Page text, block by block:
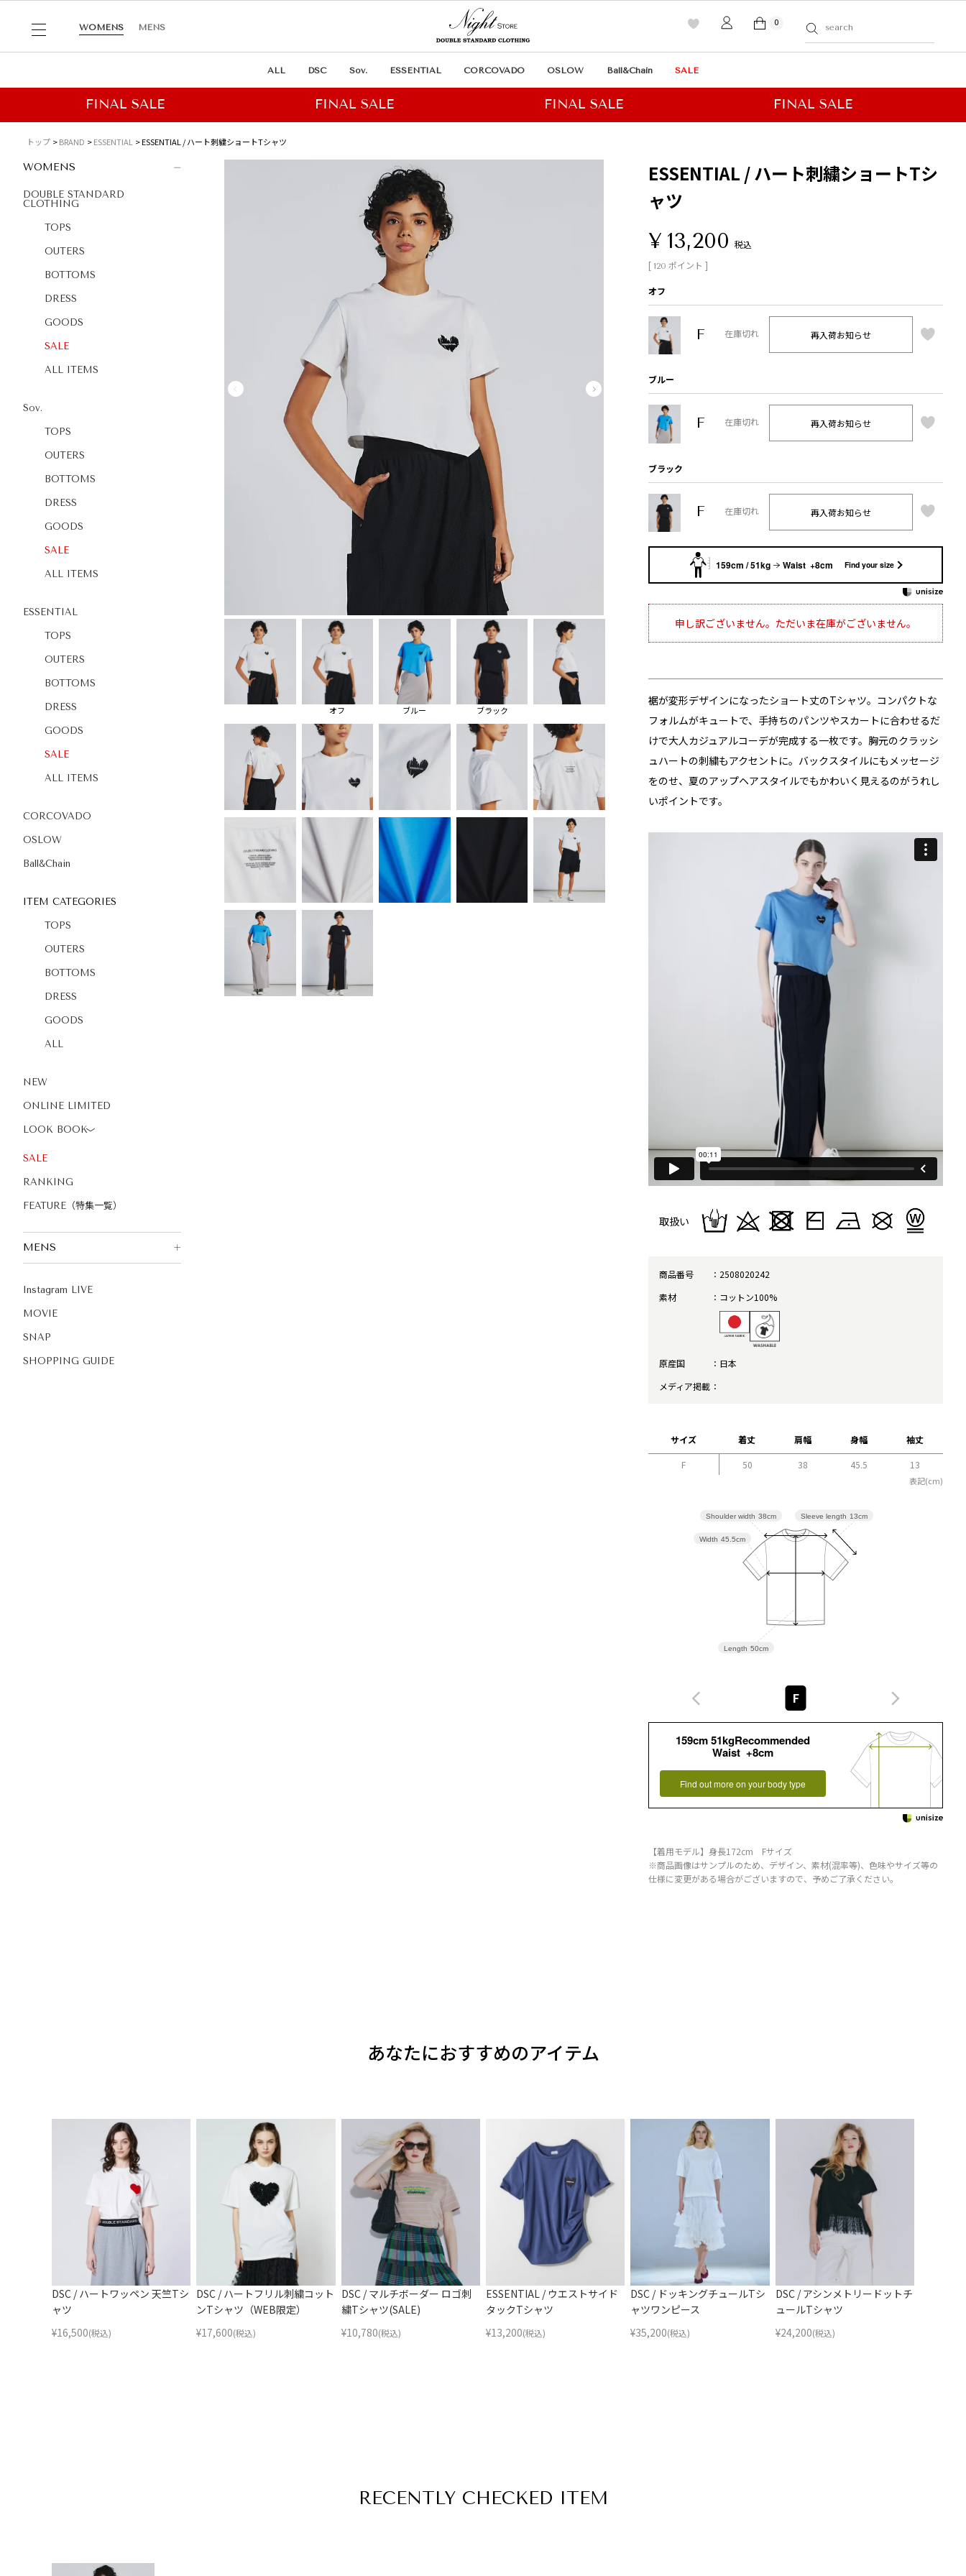
WOMENS MENS
0
ALL DSC Sov. ESSENTIAL CORCOVADO OSLOW Ball&Chain SALE
トップ BRAND ESSENTIAL ESSENTIAL / ハート刺繍ショートTシャツ
WOMENS
DOUBLE STANDARD
CLOTHING
TOPS
OUTERS
BOTTOMS
DRESS
GOODS
SALE
ALL ITEMS
Sov.
TOPS
OUTERS
BOTTOMS
DRESS
GOODS
SALE
ALL ITEMS
ESSENTIAL
TOPS
OUTERS
BOTTOMS
DRESS
GOODS
SALE
ALL ITEMS
CORCOVADO
OSLOW
Ball&Chain
ITEM CATEGORIES
TOPS
OUTERS
BOTTOMS
DRESS
GOODS
ALL
NEW
ONLINE LIMITED
LOOK BOOK〉
SALE
RANKING
FEATURE（特集一覧）
MENS
Instagram LIVE
MOVIE
SNAP
SHOPPING GUIDE
オフ ブルー ブラック
ESSENTIAL / ハート刺繍ショートTシ
ャツ
¥ 13,200 税込
[ 120 ポイント ]
オフ
F 在庫切れ 再入荷お知らせ
ブルー
F 在庫切れ 再入荷お知らせ
ブラック
F 在庫切れ 再入荷お知らせ
159cm / 51kg Waist +8cm Find your size
申し訳ございません。ただいま在庫がございません。
裾が変形デザインになったショート丈のTシャツ。コンパクトな
フォルムがキュートで、手持ちのパンツやスカートに合わせるだ
けで大人カジュアルコーデが完成する一枚です。胸元のクラッシ
ュハートの刺繍もアクセントに。バックスタイルにもメッセージ
をのせ、夏のアップヘアスタイルでもかわいく見えるのがうれし
いポイントです。
取扱い
商品番号
2508020242
素材
コットン100%
原産国
日本
メディア掲載
サイズ 着丈 肩幅 身幅 袖丈
F 50 38 45.5 13
表記(cm)
Sleeve length 13cm
Length 50cm
Width 45.5cm
Shoulder width 38cm
F
159cm 51kgRecommended
Waist +8cm
Find out more on your body type
【着用モデル】身長172cm Fサイズ
※商品画像はサンプルのため、デザイン、素材(混率等)、色味やサイズ等の
仕様に変更がある場合がございますので、予めご了承ください。
あなたにおすすめのアイテム
DSC / ハートワッペン 天竺Tシ
ャツ
¥16,500(税込)
DSC / ハートフリル刺繍コット
ンTシャツ（WEB限定）
¥17,600(税込)
DSC / マルチボーダー ロゴ刺
繍Tシャツ(SALE)
¥10,780(税込)
ESSENTIAL / ウエストサイド
タックTシャツ
¥13,200(税込)
DSC / ドッキングチュールTシ
ャツワンピース
¥35,200(税込)
DSC / アシンメトリードットチ
ュールTシャツ
¥24,200(税込)
RECENTLY CHECKED ITEM